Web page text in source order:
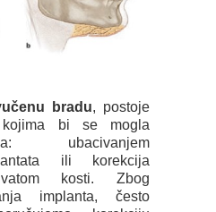
bradu, postoje
kojima bi se mogla
ubacivanjem
ili korekcija
kosti. Zbog
implanta, često